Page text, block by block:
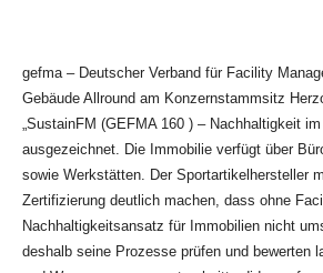
gefma – Deutscher Verband für Facility
Gebäude Allround am Konzernstammsitz
„SustainFM (GEFMA 160 ) – Nachhaltigkeit
ausgezeichnet. Die Immobilie verfügt über
sowie Werkstätten. Der Sportartikelhersteller
Zertifizierung deutlich machen, dass ohne
Nachhaltigkeitsansatz für Immobilien nicht
deshalb seine Prozesse prüfen und bewerten